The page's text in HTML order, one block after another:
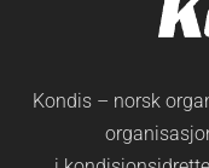
Kondis – norsk